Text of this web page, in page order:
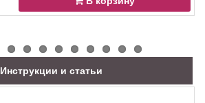
Инструкции и статьи